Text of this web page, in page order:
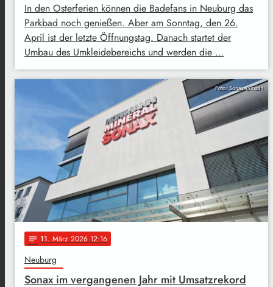
In den Osterferien können die Badefans in Neuburg das
Parkbad noch genießen. Aber am Sonntag, den 26.
April ist der letzte Öffnungstag. Danach startet der
Umbau des Umkleidebereichs und werden die …
Foto: Sonax GmbH
notes 11. März 2026 12:16
Neuburg
Sonax im vergangenen Jahr mit Umsatzrekord